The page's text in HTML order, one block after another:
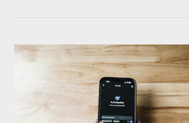
DEEPSEEK
dator…